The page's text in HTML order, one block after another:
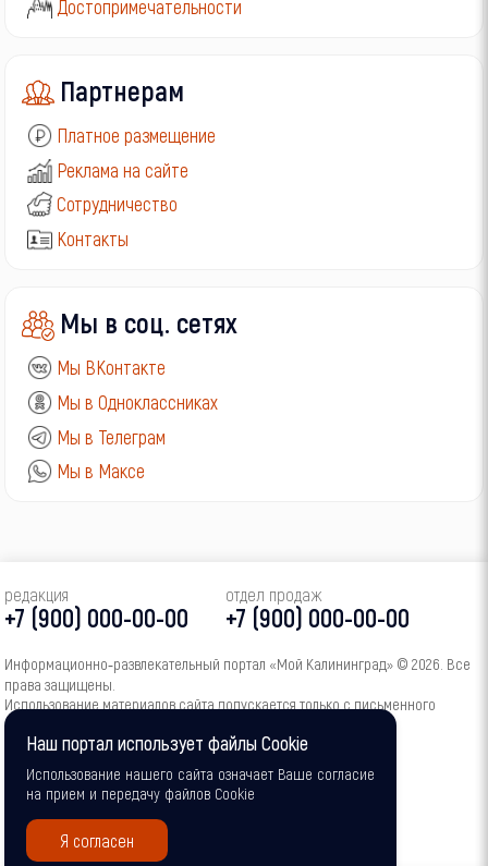
Достопримечательности
Партнерам
Платное размещение
Реклама на сайте
Сотрудничество
Контакты
Мы в соц. сетях
Мы ВКонтакте
Мы в Одноклассниках
Мы в Телеграм
Мы в Максе
редакция
+7 (900) 000-00-00
отдел продаж
+7 (900) 000-00-00
Информационно‑развлекательный портал «Мой Калининград» © 2026. Все
права защищены.
Использование материалов сайта допускается только с письменного
согласия администрации портала.
16+
Наш портал использует файлы Cookie
Использование нашего сайта означает Ваше согласие
на прием и передачу файлов Cookie
Я согласен